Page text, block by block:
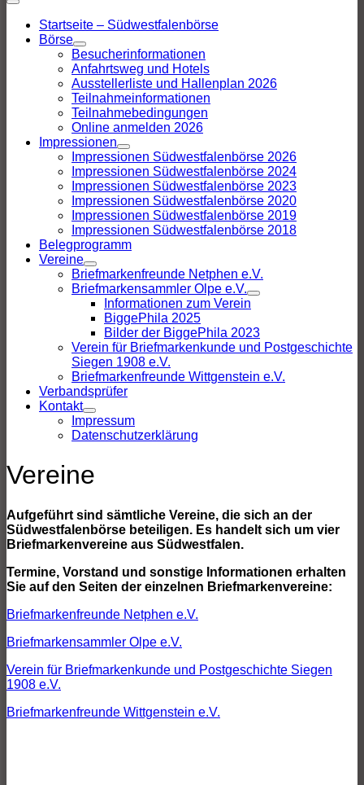
Menü-
SchalterStartseite – Südwestfalenbörse
Börse
Menü-
Schalter
Besucherinformationen
Anfahrtsweg und Hotels
Ausstellerliste und Hallenplan 2026
Teilnahmeinformationen
Teilnahmebedingungen
Online anmelden 2026
Impressionen
Menü-
Schalter
Impressionen Südwestfalenbörse 2026
Impressionen Südwestfalenbörse 2024
Impressionen Südwestfalenbörse 2023
Impressionen Südwestfalenbörse 2020
Impressionen Südwestfalenbörse 2019
Impressionen Südwestfalenbörse 2018
Belegprogramm
Vereine
Menü-
Schalter
Briefmarkenfreunde Netphen e.V.
Briefmarkensammler Olpe e.V.
Menü-
Informationen zum Verein
BiggePhila 2025
Bilder der BiggePhila 2023
Verein für Briefmarkenkunde und Postgeschichte
Siegen 1908 e.V.
Briefmarkenfreunde Wittgenstein e.V.
Verbandsprüfer
Kontakt
Menü-
Schalter
Impressum
Datenschutzerklärung
Vereine
Aufgeführt sind sämtliche Vereine, die sich an der
Südwestfalenbörse beteiligen. Es handelt sich um vier
Briefmarkenvereine aus Südwestfalen.
Termine, Vorstand und sonstige Informationen erhalten
Sie auf den Seiten der einzelnen Briefmarkenvereine:
Briefmarkenfreunde Netphen e.V.
Briefmarkensammler Olpe e.V.
Verein für Briefmarkenkunde und Postgeschichte Siegen
1908 e.V.
Briefmarkenfreunde Wittgenstein e.V.